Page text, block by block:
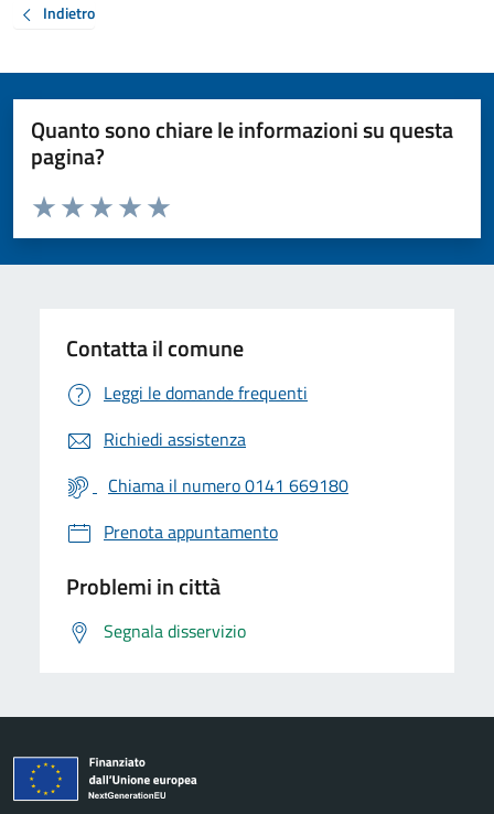
Indietro
Quanto sono chiare le informazioni su questa
pagina?
Valuta da 1 a 5 stelle la pagina
Valuta 5 stelle su 5
Valuta 4 stelle su 5
Valuta 3 stelle su 5
Valuta 2 stelle su 5
Valuta 1 stelle su 5
Contatta il comune
Leggi le domande frequenti
Richiedi assistenza
Chiama il numero 0141 669180
Prenota appuntamento
Problemi in città
Segnala disservizio